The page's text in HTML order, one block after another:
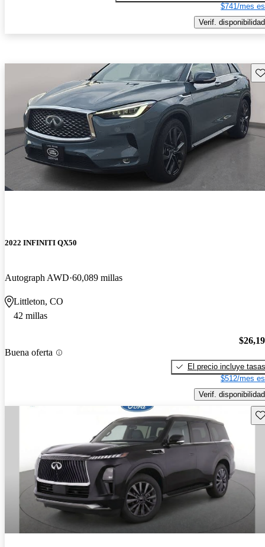
$741/mes
Verif. disponibilidad
2022 INFINITI QX50
Autograph AWD 60,089 millas
Littleton, CO
42 millas
Buena oferta
El precio incluye tasas
$512/mes
Verif. disponibilidad